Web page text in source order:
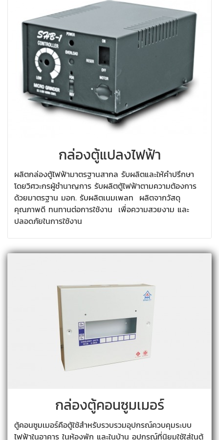
กล่องตู้แปลงไฟฟ้า
ผลิตกล่องตู้ไฟฟ้ามาตรฐานสากล รับผลิตและให้คำปรึกษา
โดยวิศวะกรผู้ชำนาญการ รับผลิตตู้ไฟฟ้าตามความต้องการ
ด้วยมาตรฐาน มอก. รับผลิตเนมเพลท ผลิตจากวัสดุ
คุณภาพดี ทนทานต่อการใช้งาน เพื่อความสวยงาม และ
ปลอดภัยในการใช้งาน
กล่องตู้คอนซูมเมอร์
ตู้คอนซูมเมอร์คือตู้ใช้สำหรับรวบรวมอุปกรณ์ควบคุมระบบ
ไฟฟ้าในอาคาร ในห้องพัก และในบ้าน อุปกรณ์ที่นิยมใช้ใส่ในตู้